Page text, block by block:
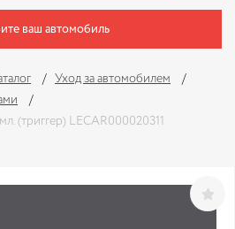
ваш автомобиль
Уход за автомобилем
(триггер) LECAR000020311